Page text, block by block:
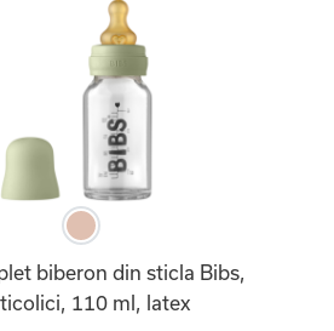
biberon din sticla Bibs,
110 ml, latex